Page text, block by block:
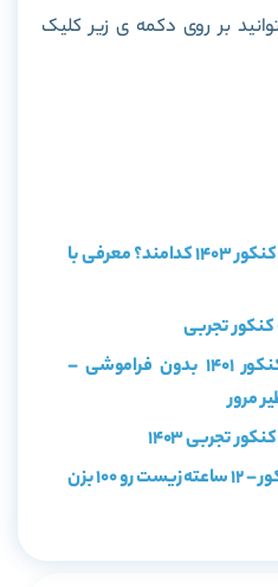
بر روی دکمه ی زیر کلیک
بهترین منابع زیست کنکور 1403 کدامند؟ معرفی با
تجربی
مرور و جمع بندی کنکور 1401 بدون فراموشی –
تجربی 1403
جمع بندی زیست کنکور – 12 ساعته زیست رو 100 بزن